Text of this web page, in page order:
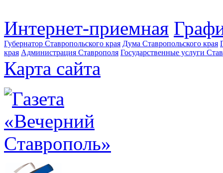
Интернет-приемная
Губернатор Ставропольского края Дума Ставропольского края
края Администрация Ставрополя Государственные услуги
Карта сайта